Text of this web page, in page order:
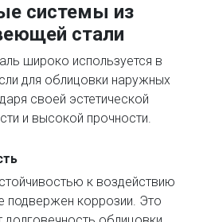
системы из
стали
широко используется в
для облицовки наружных
своей эстетической
и высокой прочности.
к воздействию
коррозии. Это